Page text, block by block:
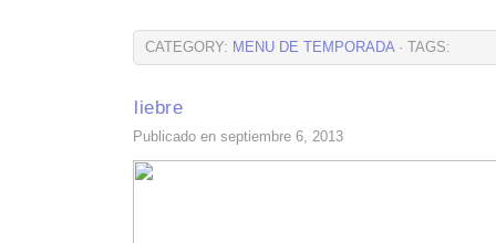
CATEGORY: MENU DE TEMPORADA· TAGS:
liebre
Publicado en septiembre 6, 2013